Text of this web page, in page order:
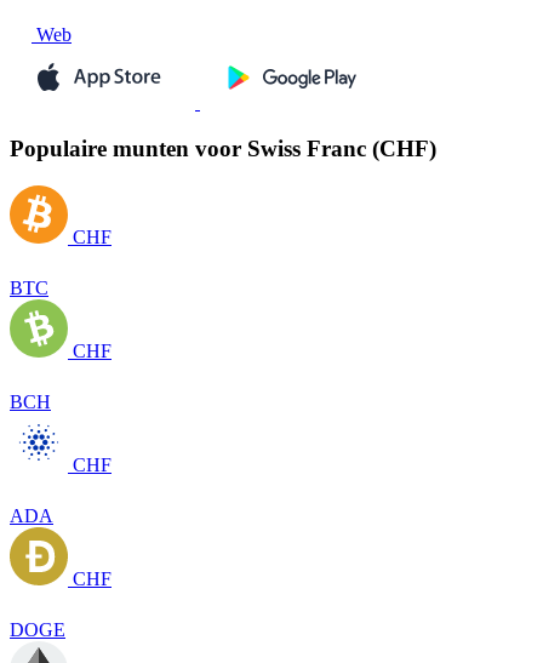
Web
Populaire munten voor Swiss Franc (CHF)
CHF
BTC
CHF
BCH
CHF
ADA
CHF
DOGE